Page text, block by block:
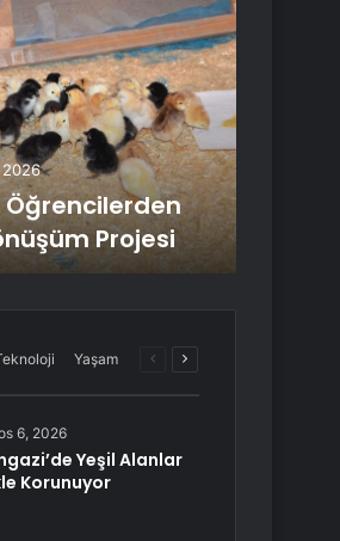
Öğrencilerden
Projesi
Yaşam
ÖncekiSonraki
6, 2026
Yeşil Alanlar
Korunuyor